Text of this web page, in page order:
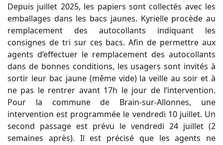
Depuis juillet 2025, les papiers sont collectés avec les
emballages dans les bacs jaunes. Kyrielle procède au
remplacement des autocollants indiquant les
consignes de tri sur ces bacs. Afin de permettre aux
agents d’effectuer le remplacement des autocollants
dans de bonnes conditions, les usagers sont invités à
sortir leur bac jaune (même vide) la veille au soir et à
ne pas le rentrer avant 17h le jour de l’intervention.
Pour la commune de Brain-sur-Allonnes, une
intervention est programmée le vendredi 10 juillet. Un
second passage est prévu le vendredi 24 juillet (2
semaines après). Il est précisé que les agents ne